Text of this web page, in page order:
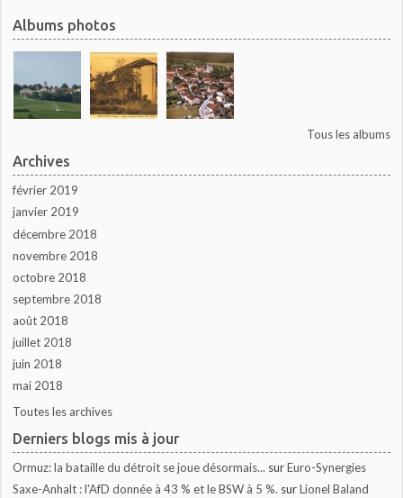
Albums photos
Tous les albums
Archives
février 2019
janvier 2019
décembre 2018
novembre 2018
octobre 2018
septembre 2018
août 2018
juillet 2018
juin 2018
mai 2018
Toutes les archives
Derniers blogs mis à jour
Ormuz: la bataille du détroit se joue désormais... surEuro-Synergies
Saxe-Anhalt : l'AfD donnée à 43 % et le BSW à 5 %. surLionel Baland